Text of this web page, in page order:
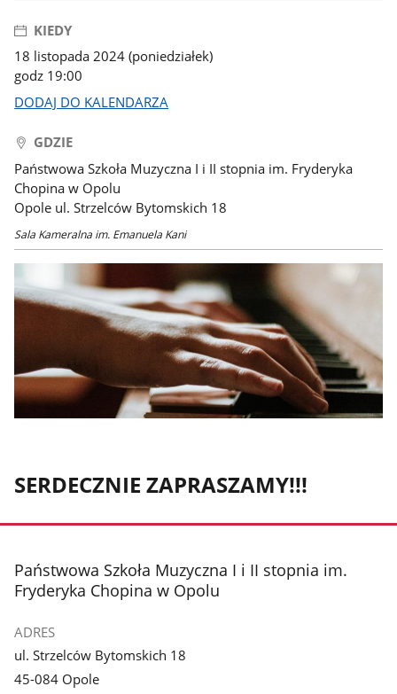
KIEDY
18 listopada 2024 (poniedziałek)
godz 19:00
DODAJ DO KALENDARZA
GDZIE
Państwowa Szkoła Muzyczna I i II stopnia im. Fryderyka
Chopina w Opolu
Opole ul. Strzelców Bytomskich 18
Sala Kameralna im. Emanuela Kani
SERDECZNIE ZAPRASZAMY!!!
stopka
Państwowa Szkoła Muzyczna I i II stopnia im.
Fryderyka Chopina w Opolu
ADRES
ul. Strzelców Bytomskich 18
45-084 Opole